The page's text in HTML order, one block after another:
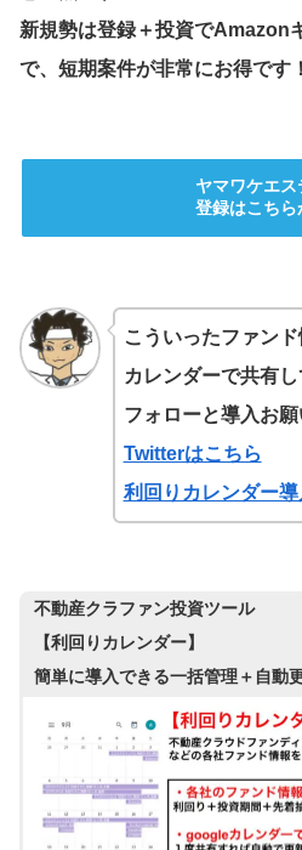
新規勢は登録＋投資でAmazon
で、短期案件が非常にお得です！
ヤマワケエス
登録はこちら
こういったファン
カレンダーで共有
フォローと導入お願
Twitterはこちら
利回りカレンダー導
不動産クラファン投資ツール
【利回りカレンダー】
簡単に導入できる一括管理＋自動